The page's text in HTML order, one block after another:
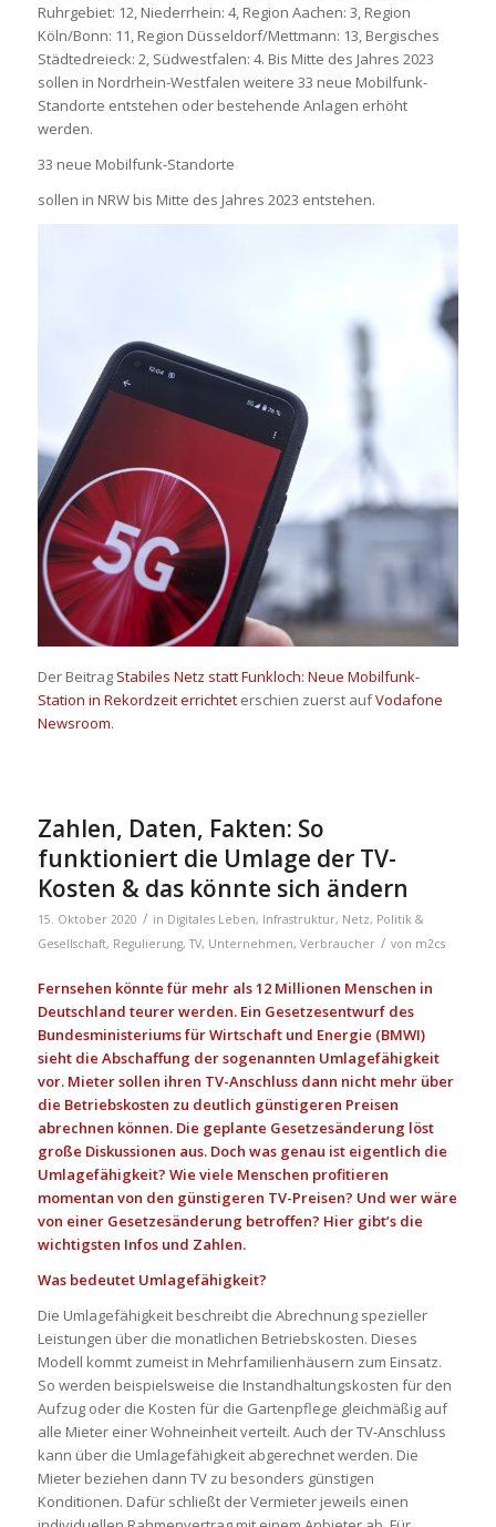
Ruhrgebiet: 12, Niederrhein: 4, Region Aachen: 3, Region
Köln/Bonn: 11, Region Düsseldorf/Mettmann: 13, Bergisches
Städtedreieck: 2, Südwestfalen: 4. Bis Mitte des Jahres 2023
sollen in Nordrhein-Westfalen weitere 33 neue Mobilfunk-
Standorte entstehen oder bestehende Anlagen erhöht
werden.
33 neue Mobilfunk-Standorte
sollen in NRW bis Mitte des Jahres 2023 entstehen.
Der Beitrag Stabiles Netz statt Funkloch: Neue Mobilfunk-
Station in Rekordzeit errichteterschien zuerst aufVodafone
Newsroom.
Zahlen, Daten, Fakten: So
funktioniert die Umlage der TV-
Kosten & das könnte sich ändern
15. Oktober 2020 / in Digitales Leben, Infrastruktur, Netz, Politik &
Gesellschaft, Regulierung,TV, Unternehmen, Verbraucher / von m2cs
Fernsehen könnte für mehr als 12 Millionen Menschen in
Deutschland teurer werden. Ein Gesetzesentwurf des
Bundesministeriums für Wirtschaft und Energie (BMWI)
sieht die Abschaffung der sogenannten Umlagefähigkeit
vor. Mieter sollen ihren TV-Anschluss dann nicht mehr über
die Betriebskosten zu deutlich günstigeren Preisen
abrechnen können. Die geplante Gesetzesänderung löst
große Diskussionen aus. Doch was genau ist eigentlich die
Umlagefähigkeit? Wie viele Menschen profitieren
momentan von den günstigeren TV-Preisen? Und wer wäre
von einer Gesetzesänderung betroffen? Hier gibt’s die
wichtigsten Infos und Zahlen.
Was bedeutet Umlagefähigkeit?
Die Umlagefähigkeit beschreibt die Abrechnung spezieller
Leistungen über die monatlichen Betriebskosten. Dieses
Modell kommt zumeist in Mehrfamilienhäusern zum Einsatz.
So werden beispielsweise die Instandhaltungskosten für den
Aufzug oder die Kosten für die Gartenpflege gleichmäßig auf
alle Mieter einer Wohneinheit verteilt. Auch der TV-Anschluss
kann über die Umlagefähigkeit abgerechnet werden. Die
Mieter beziehen dann TV zu besonders günstigen
Konditionen. Dafür schließt der Vermieter jeweils einen